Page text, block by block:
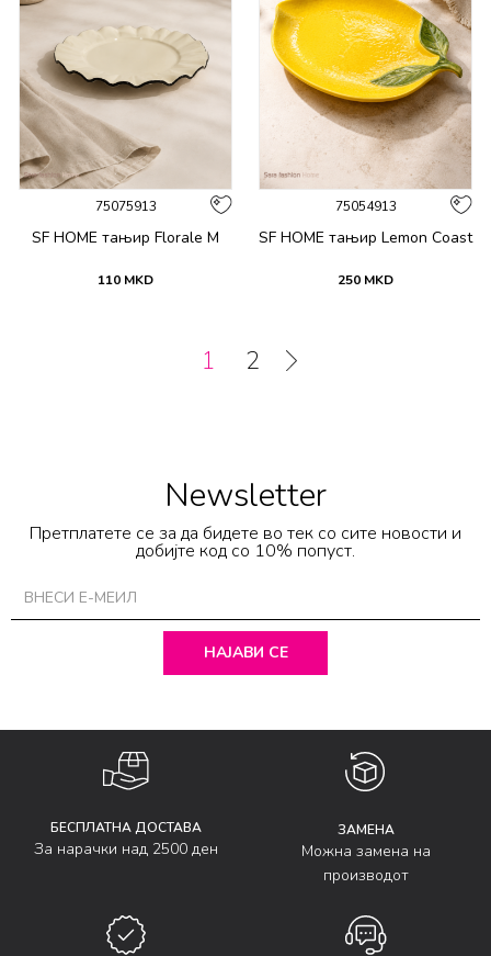
75075913
SF HOME тањир Florale M
110 MKD
75054913
SF HOME тањир Lemon Coast
250 MKD
1 2
Newsletter
Претплатете се за да бидете во тек со сите новости и
добијте код со 10% попуст.
НАЈАВИ СЕ
БЕСПЛАТНА ДОСТАВА
За нарачки над 2500 ден
ЗАМЕНА
Можна замена на
производот